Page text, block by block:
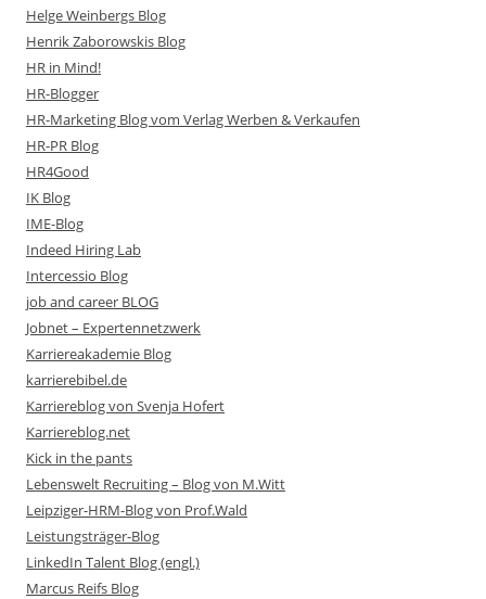
Helge Weinbergs Blog
Henrik Zaborowskis Blog
HR in Mind!
HR-Blogger
HR-Marketing Blog vom Verlag Werben & Verkaufen
HR-PR Blog
HR4Good
IK Blog
IME-Blog
Indeed Hiring Lab
Intercessio Blog
job and career BLOG
Jobnet – Expertennetzwerk
Karriereakademie Blog
karrierebibel.de
Karriereblog von Svenja Hofert
Karriereblog.net
Kick in the pants
Lebenswelt Recruiting – Blog von M.Witt
Leipziger-HRM-Blog von Prof.Wald
Leistungsträger-Blog
LinkedIn Talent Blog (engl.)
Marcus Reifs Blog